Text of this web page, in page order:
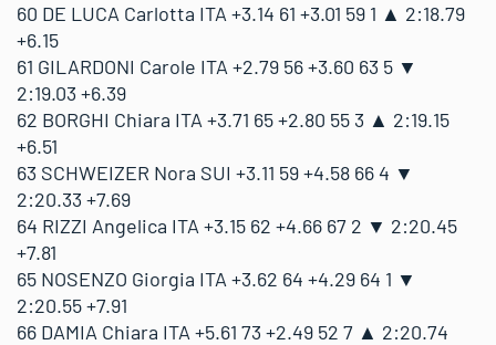
60 DE LUCA Carlotta ITA +3.14 61 +3.01 59 1 ▲ 2:18.79
+6.15
61 GILARDONI Carole ITA +2.79 56 +3.60 63 5 ▼
2:19.03 +6.39
62 BORGHI Chiara ITA +3.71 65 +2.80 55 3 ▲ 2:19.15
+6.51
63 SCHWEIZER Nora SUI +3.11 59 +4.58 66 4 ▼
2:20.33 +7.69
64 RIZZI Angelica ITA +3.15 62 +4.66 67 2 ▼ 2:20.45
+7.81
65 NOSENZO Giorgia ITA +3.62 64 +4.29 64 1 ▼
2:20.55 +7.91
66 DAMIA Chiara ITA +5.61 73 +2.49 52 7 ▲ 2:20.74